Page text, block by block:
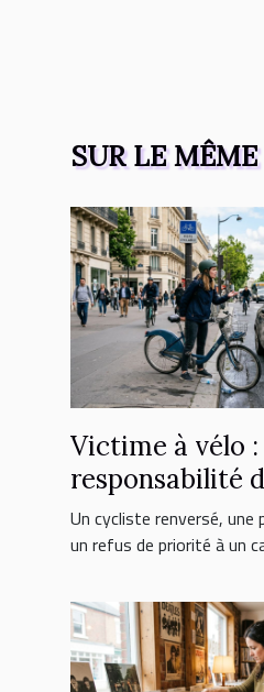
SUR LE
Victime à vélo :
responsabilité
l’automobiliste
Un cycliste renversé, une
un refus de priorité à un